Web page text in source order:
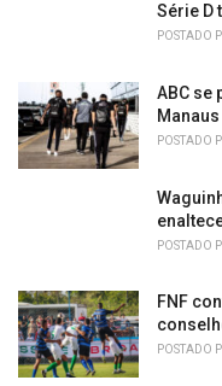
Série D
POSTADO
ABC se
Manaus
POSTADO
POSTADO
FNF
POSTADO